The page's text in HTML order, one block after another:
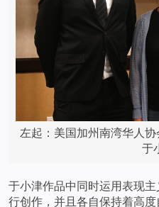
左起：美国加州南湾华人
于
于小津作品中同时运用表现
行创作，并且各自保持着高